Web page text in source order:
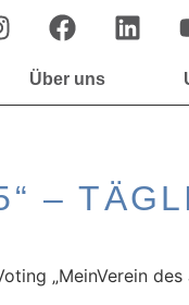
Über uns
–
„MeinVerein